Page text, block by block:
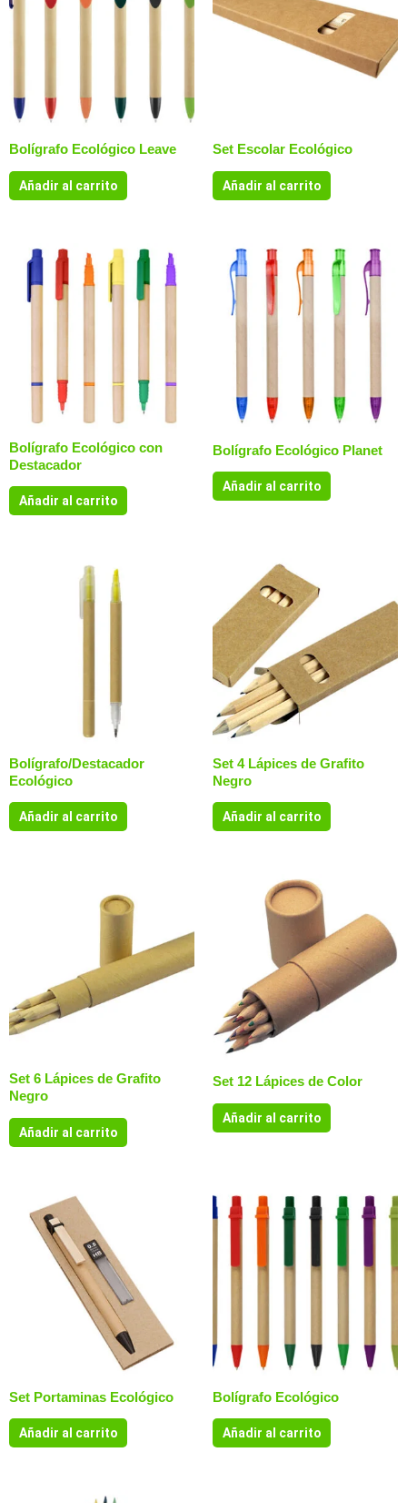
Bolígrafo Ecológico Leave
Añadir al carrito
Set Escolar Ecológico
Añadir al carrito
Bolígrafo Ecológico con
Destacador
Añadir al carrito
Bolígrafo Ecológico Planet
Añadir al carrito
Bolígrafo/Destacador
Ecológico
Añadir al carrito
Set 4 Lápices de Grafito
Negro
Añadir al carrito
Set 6 Lápices de Grafito
Negro
Añadir al carrito
Set 12 Lápices de Color
Añadir al carrito
Set Portaminas Ecológico
Añadir al carrito
Bolígrafo Ecológico
Añadir al carrito